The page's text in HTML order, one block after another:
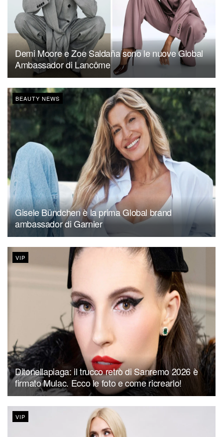
Demi Moore e Zoe Saldaña sono le nuove Global
Ambassador di Lancôme
BEAUTY NEWS
Gisele Bündchen è la prima Global brand
ambassador di Garnier
VIP
Ditonellapiaga: il trucco retrò di Sanremo 2026 è
firmato Mulac. Ecco le foto e come ricrearlo!
VIP